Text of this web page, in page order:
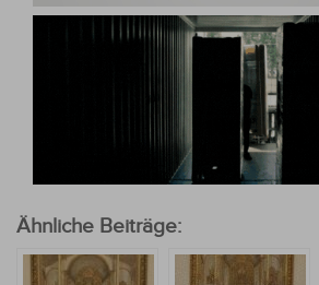
Ähnliche Beiträge: